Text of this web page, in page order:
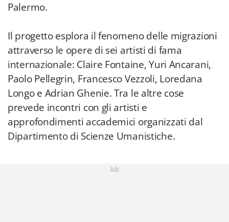
Palermo.
Il progetto esplora il fenomeno delle migrazioni
attraverso le opere di sei artisti di fama
internazionale: Claire Fontaine, Yuri Ancarani,
Paolo Pellegrin, Francesco Vezzoli, Loredana
Longo e Adrian Ghenie. Tra le altre cose
prevede incontri con gli artisti e
approfondimenti accademici organizzati dal
Dipartimento di Scienze Umanistiche.
Adv